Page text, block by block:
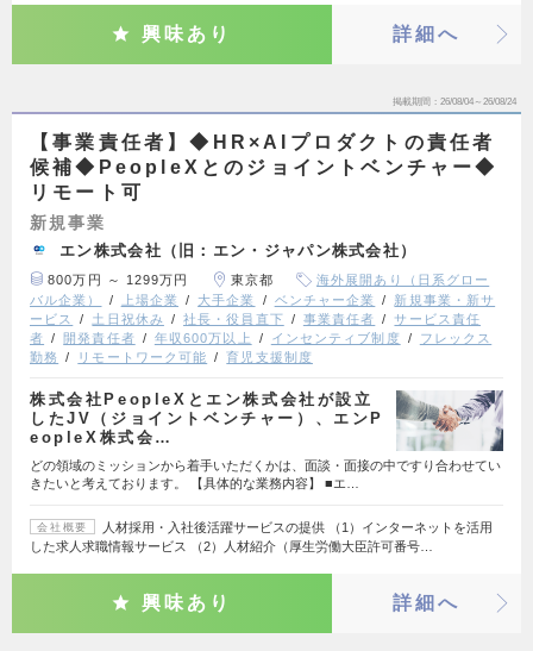
興味あり 詳細へ
掲載期間 26/08/04～26/08/24
【事業責任者】◆HR×AIプロダクトの責任者
候補◆PeopleXとのジョイントベンチャー◆
リモート可
新規事業
エン株式会社（旧：エン・ジャパン株式会社）
800万円 ～ 1299万円 東京都
海外展開あり（日系グロー
バル企業）
上場企業 大手企業 ベンチャー企業
新規事業・新サ
ービス
土日祝休み 社長・役員直下 事業責任者
サービス責任
者
開発責任者 年収600万以上 インセンティブ制度
フレックス
勤務
リモートワーク可能 育児支援制度
株式会社PeopleXとエン株式会社が設立
したJV（ジョイントベンチャー）、エンP
eopleX株式会…
どの領域のミッションから着手いただくかは、面談・面接の中ですり合わせてい
きたいと考えております。 【具体的な業務内容】 ■エ…
会社概要
人材採用・入社後活躍サービスの提供 （1）インターネットを活用
した求人求職情報サービス （2）人材紹介（厚生労働大臣許可番号…
興味あり 詳細へ